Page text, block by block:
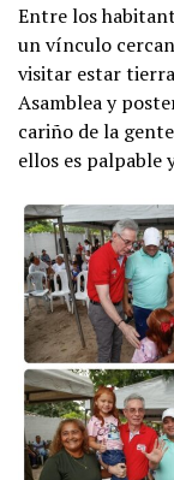
Entre los
un vínculo
visitar estar
Asamblea y
cariño de la
ellos es palpable